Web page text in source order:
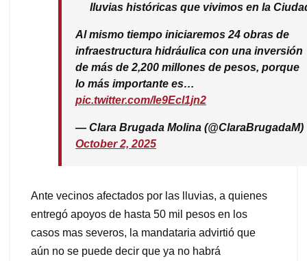
lluvias históricas que vivimos en la
Al mismo tiempo iniciaremos 24 obras de
infraestructura hidráulica con una inversión
de más de 2,200 millones de pesos, porque
lo más importante es…
pic.twitter.com/le9Ecl1jn2
— Clara Brugada Molina (@ClaraBrugadaM)
October 2, 2025
Ante vecinos afectados por las lluvias, a quienes
entregó apoyos de hasta 50 mil pesos en los
casos mas severos, la mandataria advirtió que
aún no se puede decir que ya no habrá